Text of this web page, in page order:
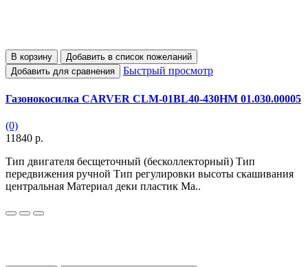
В корзину
Добавить в список пожеланий
Добавить для сравнения
Быстрый просмотр
Газонокосилка CARVER CLM-01BL40-430HM 01.030.00005
(0)
11840 р.
Тип двигателя бесщеточный (бесколлекторный) Тип
передвижения ручной Тип регулировки высоты скашивания
центральная Материал деки пластик Ма..